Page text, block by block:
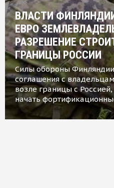
ВЛАСТИ
ЕВРО
РАЗРЕШЕНИЕ
ГРАНИЦЫ РОССИИ
Силы обороны
соглашения с
возле границы с
начать